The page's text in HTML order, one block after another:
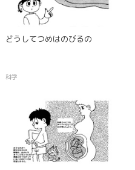
どうしてつめはのびるの
科学